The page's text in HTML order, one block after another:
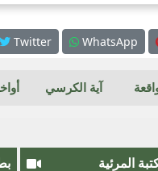
Twitter WhatsApp
آية الكرسي
المرئية